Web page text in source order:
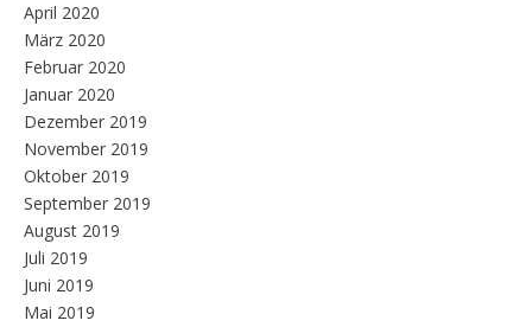
April 2020
März 2020
Februar 2020
Januar 2020
Dezember 2019
November 2019
Oktober 2019
September 2019
August 2019
Juli 2019
Juni 2019
Mai 2019